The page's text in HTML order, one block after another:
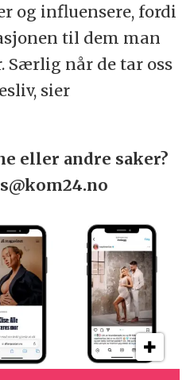
og influensere, fordi
til dem man
Særlig når de tar oss
sier
eller andre saker?